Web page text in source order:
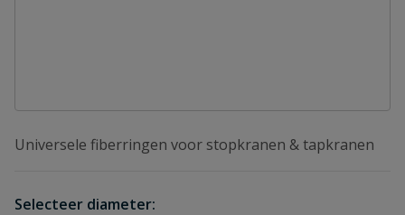
Universele fiberringen voor stopkranen & tapkranen
Selecteer diameter: